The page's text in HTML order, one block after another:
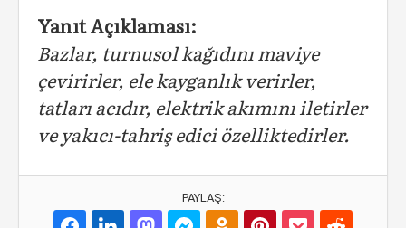
Yanıt Açıklaması:
Bazlar, turnusol kağıdını maviye
çevirirler, ele kayganlık verirler,
tatları acıdır, elektrik akımını iletirler
ve yakıcı-tahriş edici özelliktedirler.
PAYLAŞ: